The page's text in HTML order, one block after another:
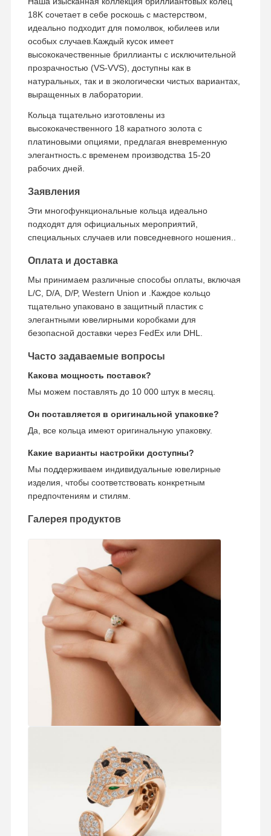
Экскурсия
По Заводу
Контроль
Качества
Свяжитесь С
Нами
Случаи Блог
Запросите
Цитату
18K бриллиантовые кольца
Ожерелье 18K
Золотые браслеты 18K
Браслет с бриллиантовыми часами
18-каратные золотые серьги
Золотая брошка 18 карат
Набор ювелирных изделий 18K
14K алмазный браслет
14 каратное золотое кольцо
14CT Золотой браслет
Позолоченное ожерелье 14K
18K сочетает в себе роскошь с мастерством,
идеально подходит для помолвок, юбилеев или
особых случаев.Каждый кусок имеет
высококачественные бриллианты с исключительной
прозрачностью (VS-VVS), доступны как в
натуральных, так и в экологически чистых вариантах,
выращенных в лаборатории.
Кольца тщательно изготовлены из
высококачественного 18 каратного золота с
платиновыми опциями, предлагая вневременную
элегантность.с временем производства 15-20
рабочих дней.
Заявления
Эти многофункциональные кольца идеально
подходят для официальных мероприятий,
специальных случаев или повседневного ношения..
Оплата и доставка
Мы принимаем различные способы оплаты, включая
L/C, D/A, D/P, Western Union и .Каждое кольцо
тщательно упаковано в защитный пластик с
элегантными ювелирными коробками для
безопасной доставки через FedEx или DHL.
Часто задаваемые вопросы
Какова мощность поставок?
Мы можем поставлять до 10 000 штук в месяц.
Он поставляется в оригинальной упаковке?
Да, все кольца имеют оригинальную упаковку.
Какие варианты настройки доступны?
Мы поддерживаем индивидуальные ювелирные
изделия, чтобы соответствовать конкретным
предпочтениям и стилям.
Галерея продуктов